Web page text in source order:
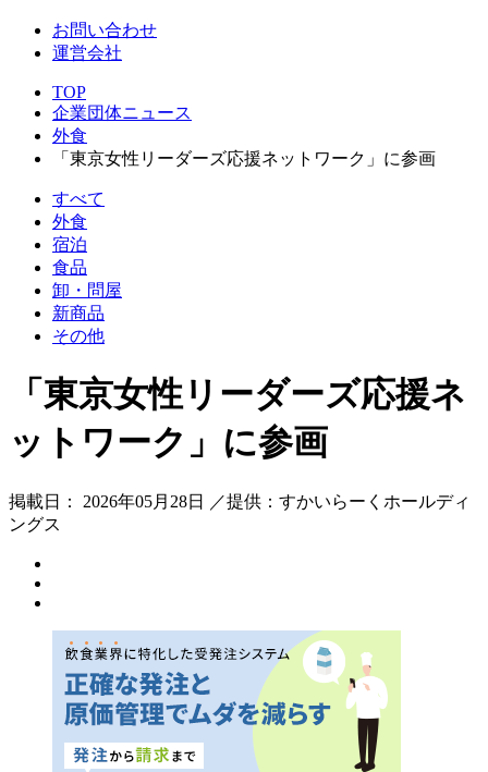
お問い合わせ
運営会社
TOP
企業団体ニュース
外食
「東京女性リーダーズ応援ネットワーク」に参画
すべて
外食
宿泊
食品
卸・問屋
新商品
その他
「東京女性リーダーズ応援ネ
ットワーク」に参画
掲載日： 2026年05月28日 ／提供：すかいらーくホールディ
ングス